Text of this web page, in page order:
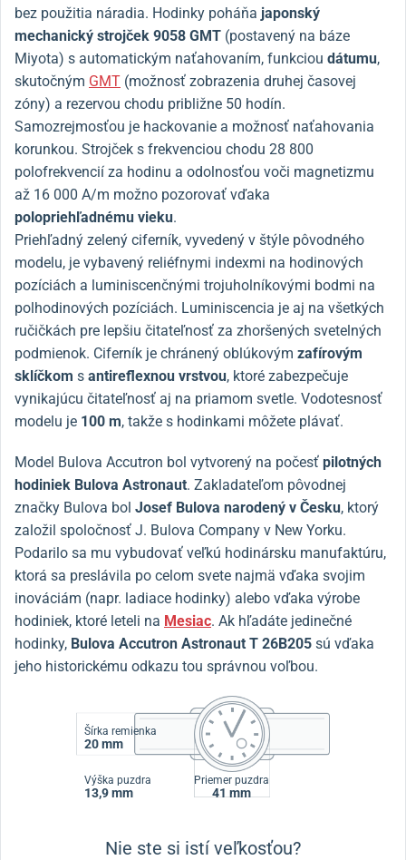
bez použitia náradia. Hodinky poháňa japonský
mechanický strojček 9058 GMT (postavený na báze
Miyota) s automatickým naťahovaním, funkciou dátumu,
skutočným GMT (možnosť zobrazenia druhej časovej
zóny) a rezervou chodu približne 50 hodín.
Samozrejmosťou je hackovanie a možnosť naťahovania
korunkou. Strojček s frekvenciou chodu 28 800
polofrekvencií za hodinu a odolnosťou voči magnetizmu
až 16 000 A/m možno pozorovať vďaka
polopriehľadnému vieku.
Priehľadný zelený ciferník, vyvedený v štýle pôvodného
modelu, je vybavený reliéfnymi indexmi na hodinových
pozíciách a luminiscenčnými trojuholníkovými bodmi na
polhodinových pozíciách. Luminiscencia je aj na všetkých
ručičkách pre lepšiu čitateľnosť za zhoršených svetelných
podmienok. Ciferník je chránený oblúkovým zafírovým
sklíčkom s antireflexnou vrstvou, ktoré zabezpečuje
vynikajúcu čitateľnosť aj na priamom svetle. Vodotesnosť
modelu je 100 m, takže s hodinkami môžete plávať.
Model Bulova Accutron bol vytvorený na počesť pilotných
hodiniek Bulova Astronaut. Zakladateľom pôvodnej
značky Bulova bol Josef Bulova narodený v Česku, ktorý
založil spoločnosť J. Bulova Company v New Yorku.
Podarilo sa mu vybudovať veľkú hodinársku manufaktúru,
ktorá sa preslávila po celom svete najmä vďaka svojim
inováciám (napr. ladiace hodinky) alebo vďaka výrobe
hodiniek, ktoré leteli na Mesiac. Ak hľadáte jedinečné
hodinky, Bulova Accutron Astronaut T 26B205 sú vďaka
jeho historickému odkazu tou správnou voľbou.
Šírka remienka
20 mm
Výška puzdra
13,9 mm
Priemer puzdra
41 mm
Nie ste si istí veľkosťou?